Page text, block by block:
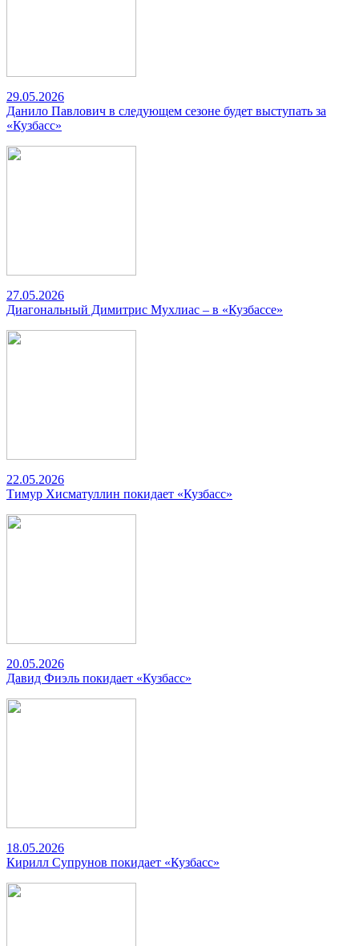
29.05.2026
Данило Павлович в следующем сезоне будет выступать за
«Кузбасс»
27.05.2026
Диагональный Димитрис Мухлиас – в «Кузбассе»
22.05.2026
Тимур Хисматуллин покидает «Кузбасс»
20.05.2026
Давид Фиэль покидает «Кузбасс»
18.05.2026
Кирилл Супрунов покидает «Кузбасс»